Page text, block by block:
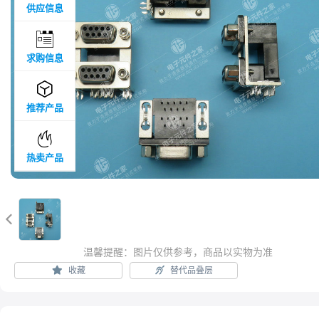

温馨提醒：图片仅供参考，商品以实物为准
收藏 替代品叠层
供应信息

求购信息

推荐产品

热卖产品